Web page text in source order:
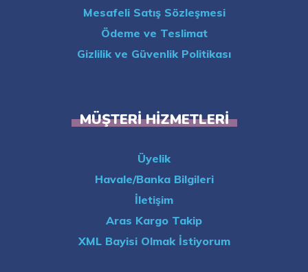
Mesafeli Satış Sözleşmesi
Ödeme ve Teslimat
Gizlilik ve Güvenlik Politikası
MÜŞTERI HIZMETLERI
Üyelik
Havale/Banka Bilgileri
İletişim
Aras Kargo Takip
XML Bayisi Olmak İstiyorum